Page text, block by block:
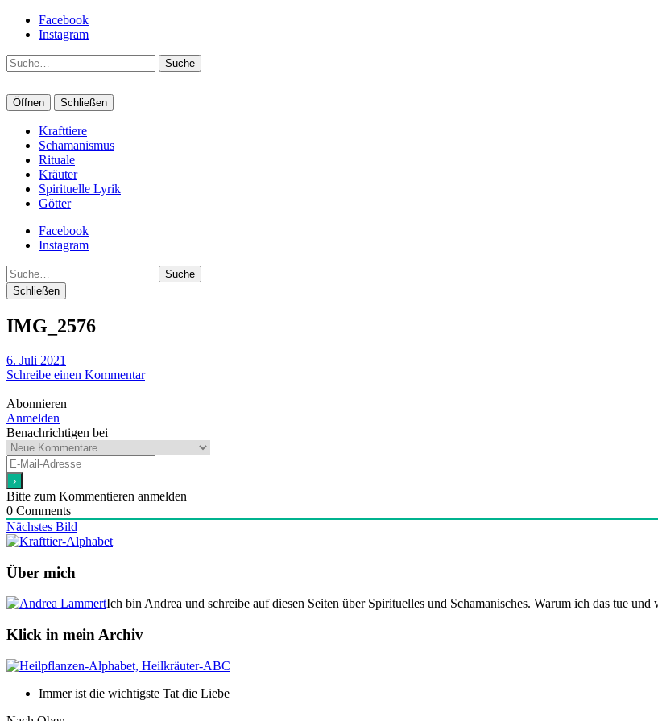
Facebook
Instagram
Suche
Öffnen Schließen
Krafttiere
Schamanismus
Rituale
Kräuter
Spirituelle Lyrik
Götter
Facebook
Instagram
Suche
Schließen
IMG_2576
6. Juli 2021
Schreibe einen Kommentar
Abonnieren
Anmelden
Benachrichtigen bei
Bitte zum Kommentieren anmelden
0 Comments
Nächstes Bild
Über mich
Ich bin Andrea und schreibe auf diesen Seiten über Spirituelles und Schamanisches. Warum ich das tue
Klick in mein Archiv
Immer ist die wichtigste Tat die Liebe